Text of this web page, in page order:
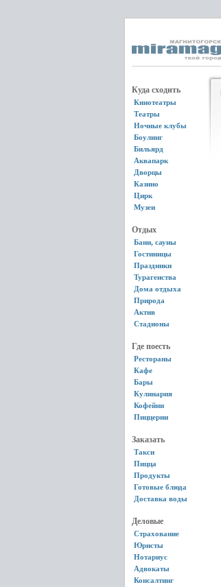
Куда сходить
Кинотеатры
Театры
Ночные клубы
Боулинг
Бильярд
Аквапарк
Дворцы
Казино
Цирк
Музеи
Отдых
Бани, сауны
Гостиницы
Праздники
Турагенства
Дома отдыха
Природа
Актив
Стадионы
Где поесть
Рестораны
Кафе
Бары
Кулинария
Кофейни
Пиццерии
Заказать
Такси
Пицца
Продукты
Готовые блюда
Доставка воды
Деловые
Страхование
Юристы
Нотариус
Адвокаты
Консалтинг